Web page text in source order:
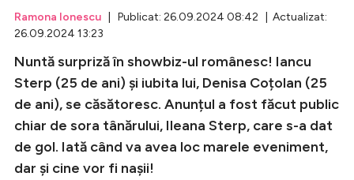
Intră în cont
Ramona Ionescu | Publicat: 26.09.2024 08:42 | Actualizat:
26.09.2024 13:23
Nuntă surpriză în showbiz-ul românesc! Iancu
Sterp (25 de ani) și iubita lui, Denisa Coțolan (25
de ani), se căsătoresc. Anunțul a fost făcut public
chiar de sora tânărului, Ileana Sterp, care s-a dat
de gol. Iată când va avea loc marele eveniment,
dar și cine vor fi nașii!